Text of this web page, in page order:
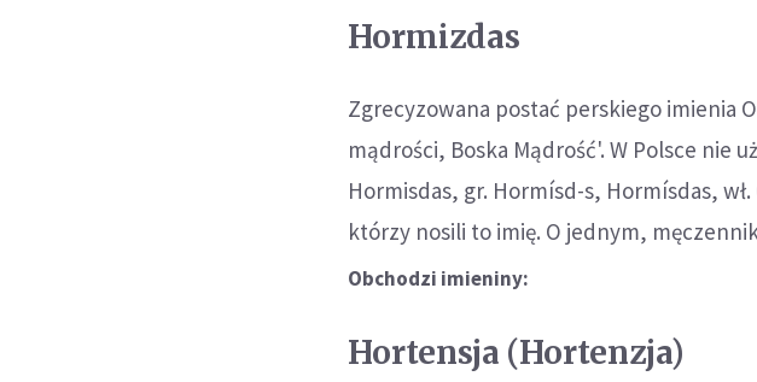
Hormizdas
Zgrecyzowana postać perskiego imienia
mądrości, Boska Mądrość'. W Polsce nie
Hormisdas, gr. Hormísd-s, Hormísdas,
którzy nosili to imię. O jednym,
Obchodzi imieniny:
Hortensja (Hortenzja)